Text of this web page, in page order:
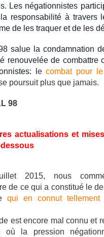
Les négationnistes
responsabilité à travers
de les traquer et de les
salue la condamnation
renouvelée de combattre
l ecombat pour
poursuit plus que jamais.
98
actualisations et
2015, nous
de ce qui a constitué le
qui en connut tellement
est encore mal connu et
où la pression